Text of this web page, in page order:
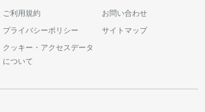
ご利用規約 お問い合わせ
プライバシーポリシー サイトマップ
クッキー・アクセスデータ
について